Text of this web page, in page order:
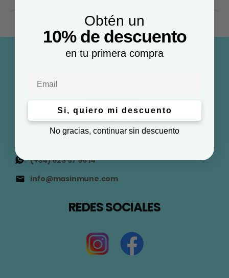
(+34) 623 57 96 14
info@masinmune.com
REDES SOCIALES
Obtén un
10% de descuento
en tu primera compra
Si, quiero mi descuento
No gracias, continuar sin descuento